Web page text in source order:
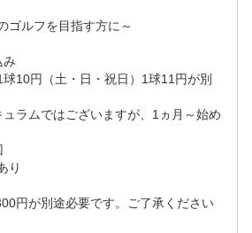
ゴルフを目指す方に～
み
10円（土・日・祝日）1球11円が別
ラムではございますが、1ヵ月～始め
り
円が別途必要です。ご了承ください